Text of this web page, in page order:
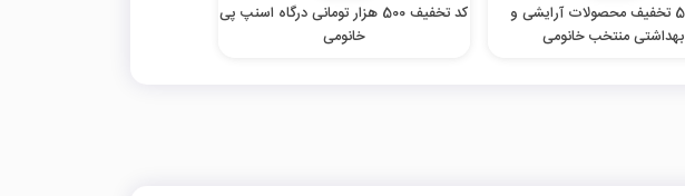
تا %50 تخفیف محصولات آرایشی و
بهداشتی منتخب خانومی
کد تخفیف 500 هزار تومانی درگاه اسنپ پی
خانومی